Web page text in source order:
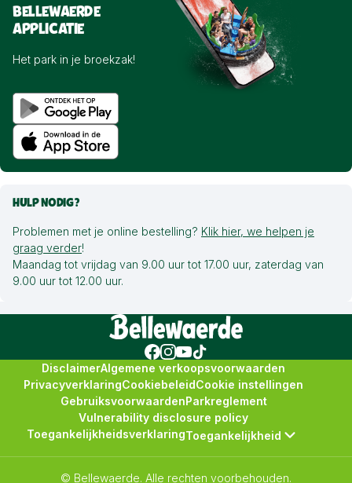
BELLEWAERDE
APPLICATIE
Het park in je broekzak!
HULP NODIG?
Problemen met je online bestelling? Klik hier, we helpen je
graag verder!
Maandag tot vrijdag van 9.00 uur tot 17.00 uur, zaterdag van
9.00 uur tot 12.00 uur.
DisclaimerAlgemene verkoopsvoorwaarden
PrivacyverklaringCookiebeleidCookie instellingen
GebruiksvoorwaardenParkreglement
Vulnerability disclosure policy
ToegankelijkheidsverklaringToegankelijkheid
© Bellewaerde. Alle rechten voorbehouden.